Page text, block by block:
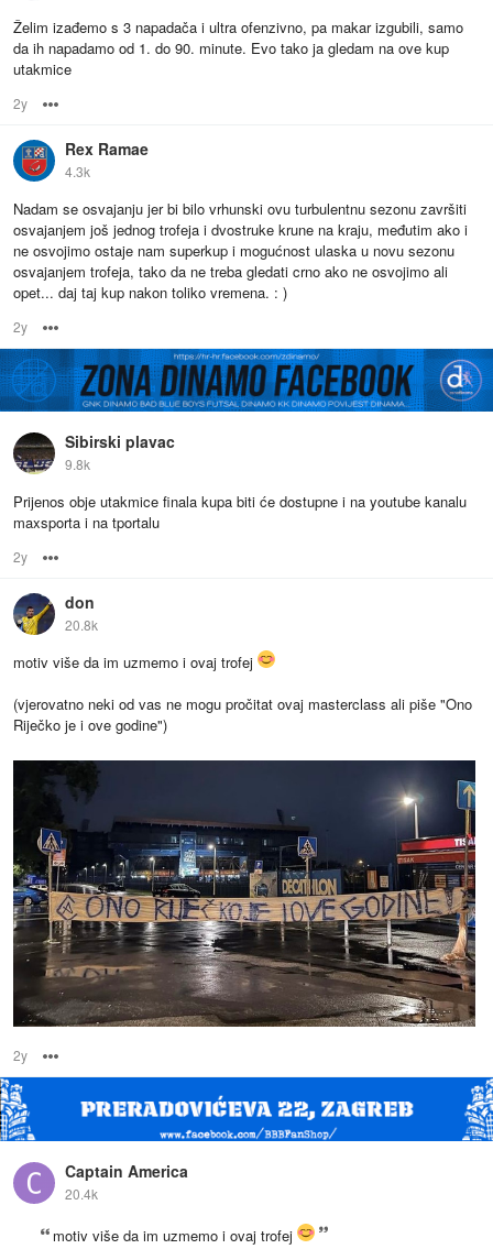
Želim izađemo s 3 napadača i ultra ofenzivno, pa makar izgubili, samo
da ih napadamo od 1. do 90. minute. Evo tako ja gledam na ove kup
utakmice
2y
Rex Ramae
4.3k
Nadam se osvajanju jer bi bilo vrhunski ovu turbulentnu sezonu završiti
osvajanjem još jednog trofeja i dvostruke krune na kraju, međutim ako i
ne osvojimo ostaje nam superkup i mogućnost ulaska u novu sezonu
osvajanjem trofeja, tako da ne treba gledati crno ako ne osvojimo ali
opet... daj taj kup nakon toliko vremena. : )
2y
Sibirski plavac
9.8k
Prijenos obje utakmice finala kupa biti će dostupne i na youtube kanalu
maxsporta i na tportalu
2y
don
20.8k
motiv više da im uzmemo i ovaj trofej
(vjerovatno neki od vas ne mogu pročitat ovaj masterclass ali piše "Ono
Riječko je i ove godine")
2y
Captain America
20.4k
motiv više da im uzmemo i ovaj trofej